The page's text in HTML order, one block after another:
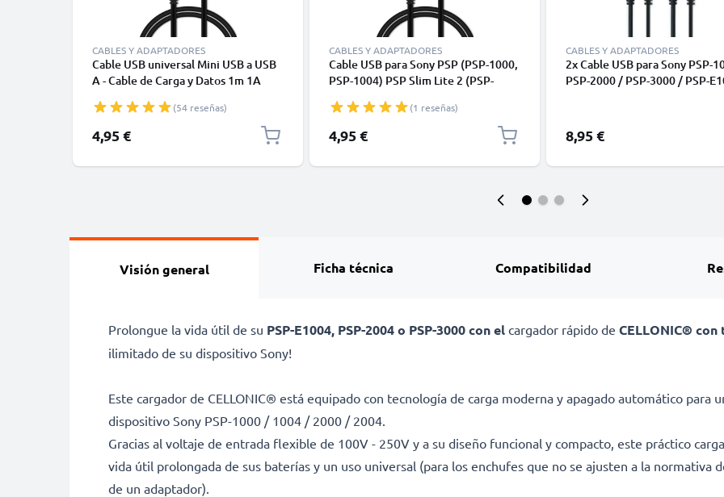
CABLES Y ADAPTADORES
Cable USB universal Mini USB a USB
A - Cable de Carga y Datos 1m 1A
(54 reseñas)
4,95 €
CABLES Y ADAPTADORES
Cable USB para Sony PSP (PSP-1000,
PSP-1004) PSP Slim Lite 2 (PSP-
(PSP-3004) PSP Street (PSP E1004) -
Cable de Carga y Datos 1m 1A negro
PVC para consolas / mandos
(1 reseñas)
4,95 €
CABLES Y ADAPTADORES
2x Cable USB para Sony PSP-
PSP-2000 / PSP-3000 / PSP-
8,95 €
Visión general Ficha técnica Compatibilidad
Prolongue la vida útil de su PSP-E1004, PSP-2004 o PSP-3000 con el cargador rápido de CELLONIC® con
ilimitado de su dispositivo Sony!
Este cargador de CELLONIC® está equipado con tecnología de carga moderna y apagado automático para
dispositivo Sony PSP-1000 / 1004 / 2000 / 2004.
Gracias al voltaje de entrada flexible de 100V - 250V y a su diseño funcional y compacto, este práctico
vida útil prolongada de sus baterías y un uso universal (para los enchufes que no se ajusten a la normativa
de un adaptador).